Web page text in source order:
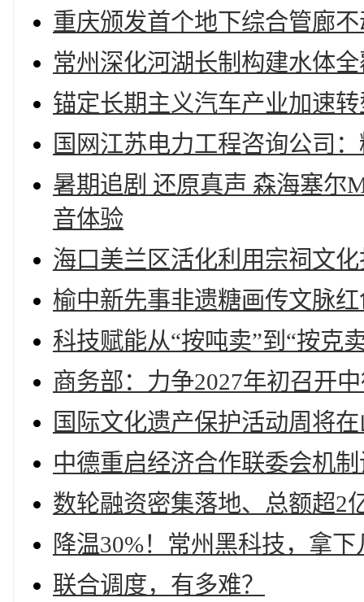
重庆颁发首个地下综合管廊
常州深化河湖长制构建水体
锚定长期主义汽车产业加速
国网江苏电力工程咨询公司
暑期追剧 还原真声 森海塞尔
音体验
海口美兰区活化利用宗祠文
榆中新先事非遗糖画传文脉
科技赋能从“按吨卖”到“按克
商务部：力争2027年初召开
国际文化遗产保护活动周将
中德重启经济合作联委会机
数轮融资密集落地、总额超2
降温30%！常州黑科技，拿
联合调度，有多难？